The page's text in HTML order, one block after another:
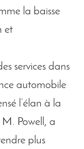
la baisse
et
services dans
automobile
l’élan à la
Powell, a
plus